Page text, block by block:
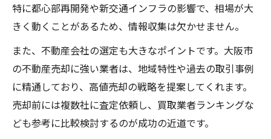
特に都心部再開発や新交通インフラの影響で、相場が大
きく動くことがあるため、情報収集は欠かせません。
また、不動産会社の選定も大きなポイントです。大阪市
の不動産売却に強い業者は、地域特性や過去の取引事例
に精通しており、高値売却の戦略を提案してくれます。
売却前には複数社に査定依頼し、買取業者ランキングな
ども参考に比較検討するのが成功の近道です。